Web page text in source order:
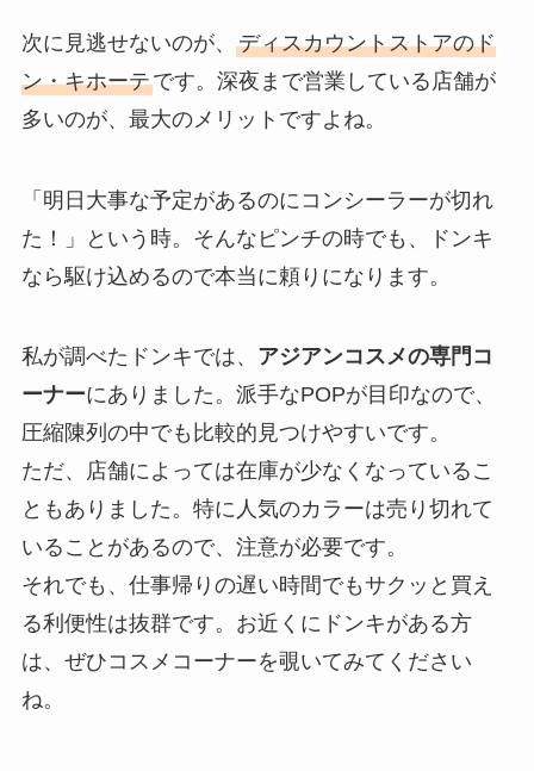
次に見逃せないのが、 ディスカウントストアのド
ン・キホーテです。深夜まで営業している店舗が
多いのが、最大のメリットですよね。
「明日大事な予定があるのにコンシーラーが切れ
た！」という時。そんなピンチの時でも、ドンキ
なら駆け込めるので本当に頼りになります。
私が調べたドンキでは、 アジアンコスメの専門コ
ーナーにありました。派手なPOPが目印なので、
圧縮陳列の中でも比較的見つけやすいです。
ただ、店舗によっては在庫が少なくなっているこ
ともありました。特に人気のカラーは売り切れて
いることがあるので、注意が必要です。
それでも、仕事帰りの遅い時間でもサクッと買え
る利便性は抜群です。お近くにドンキがある方
は、ぜひコスメコーナーを覗いてみてください
ね。